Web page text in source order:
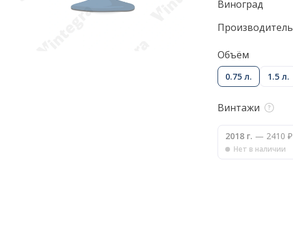
Виноград
Производитель
Объём
0.75 л. 1.5 л.
Винтажи
2018 г. — 2410 ₽
Нет в наличии